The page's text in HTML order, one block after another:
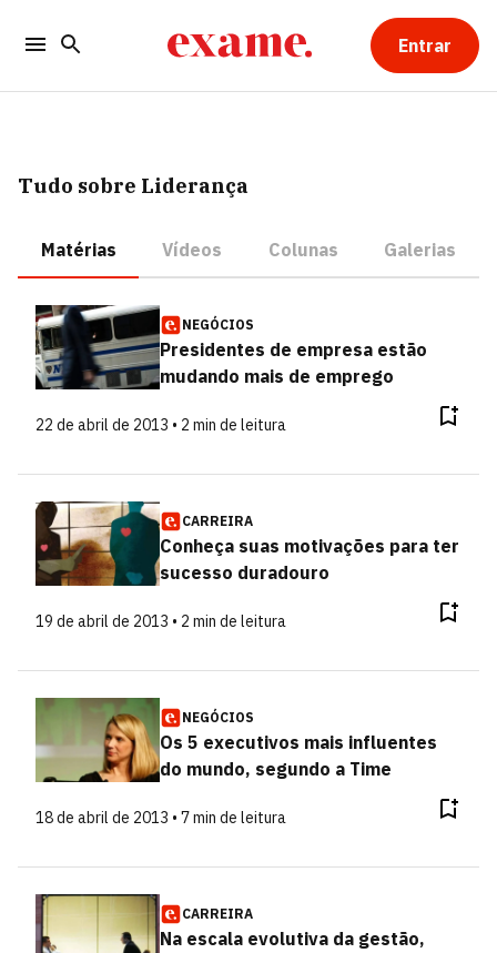
Entrar
Tudo sobre Liderança
Matérias Vídeos Colunas Galerias
NEGÓCIOS
Presidentes de empresa estão
mudando mais de emprego
22 de abril de 2013 • 2 min de leitura
CARREIRA
Conheça suas motivações para ter
sucesso duradouro
19 de abril de 2013 • 2 min de leitura
NEGÓCIOS
Os 5 executivos mais influentes
do mundo, segundo a Time
18 de abril de 2013 • 7 min de leitura
CARREIRA
Na escala evolutiva da gestão,